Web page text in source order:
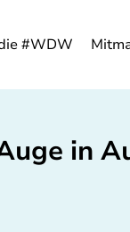
#WDW
in